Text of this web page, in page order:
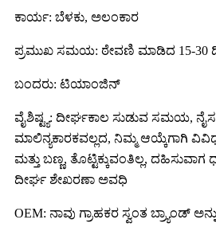
ಕಾರ್ಯ: ಬೆಳಕು, ಅಲಂಕಾರ
ಪ್ರಮುಖ ಸಮಯ: ಠೇವಣಿ ಮಾಡಿದ 15-30
ಬಂದರು: ಟಿಯಾಂಜಿನ್
ವೈಶಿಷ್ಟ್ಯ: ದೀರ್ಘಕಾಲ ಸುಡುವ ಸಮಯ,
ಮಾಲಿನ್ಯಕಾರಕವಲ್ಲದ, ನಿಮ್ಮ ಆಯ್ಕೆಗಾಗಿ
ಮತ್ತು ಬಣ್ಣ, ತೊಟ್ಟಿಕ್ಕುವಂತಿಲ್ಲ,
ದೀರ್ಘ ಶೇಖರಣಾ ಅವಧಿ
OEM: ನಾವು ಗ್ರಾಹಕರ ಸ್ವಂತ ಬ್ರ್ಯಾಂಡ್